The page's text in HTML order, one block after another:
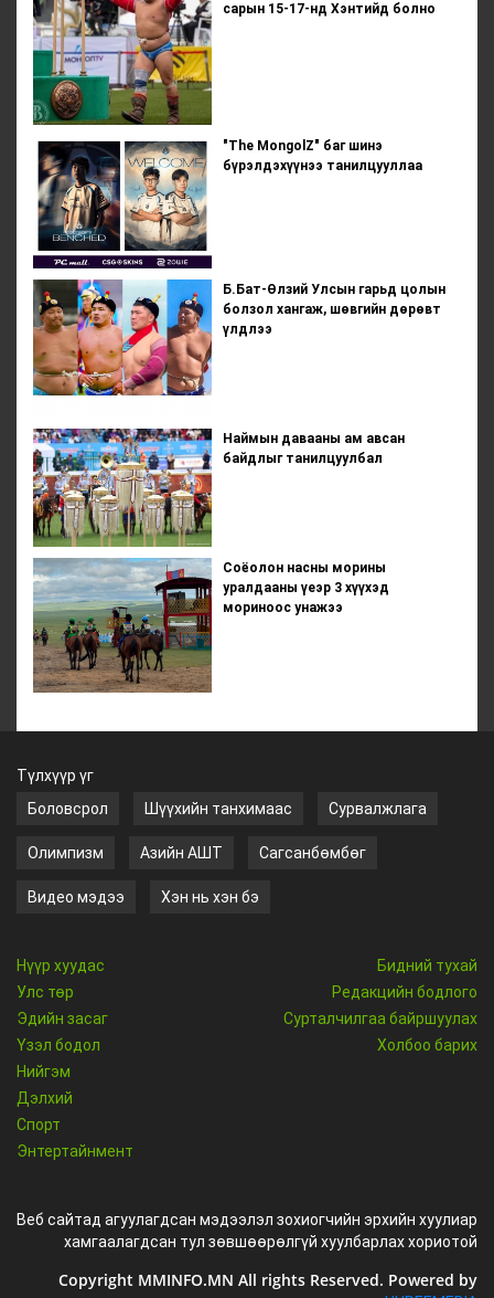
сарын 15-17-нд Хэнтийд болно
"The MongolZ" баг шинэ
бүрэлдэхүүнээ танилцууллаа
Б.Бат-Өлзий Улсын гарьд цолын
болзол хангаж, шөвгийн дөрөвт
үлдлээ
Наймын давааны ам авсан
байдлыг танилцуулбал
Соёолон насны морины
уралдааны үеэр 3 хүүхэд
мориноос унажээ
Түлхүүр үг
Боловсрол
Шүүхийн танхимаас Сурвалжлага
Олимпизм Азийн АШТ Сагсанбөмбөг
Видео мэдээ Хэн нь хэн бэ
Нүүр хуудас
Улс төр
Эдийн засаг
Үзэл бодол
Нийгэм
Дэлхий
Спорт
Энтертайнмент
Бидний тухай
Редакцийн бодлого
Сурталчилгаа байршуулах
Холбоо барих
Веб сайтад агуулагдсан мэдээлэл зохиогчийн эрхийн хуулиар
хамгаалагдсан тул зөвшөөрөлгүй хуулбарлах хориотой
Copyright MMINFO.MN All rights Reserved. Powered by